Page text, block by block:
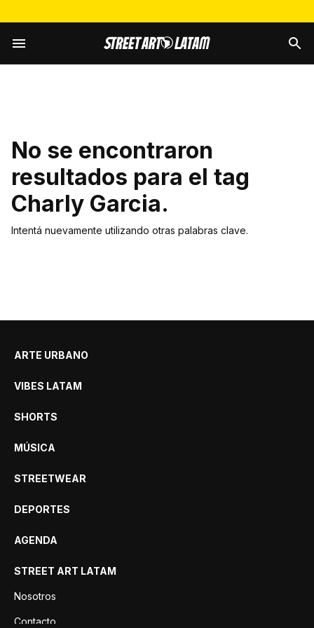
No se encontraron
resultados para el tag
Charly Garcia.
Intentá nuevamente utilizando otras palabras clave.
ARTE URBANO
VIBES LATAM
SHORTS
MÚSICA
STREETWEAR
DEPORTES
AGENDA
STREET ART LATAM
Nosotros
Contacto